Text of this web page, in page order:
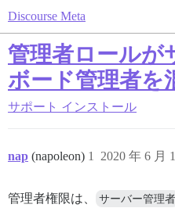
Discourse Meta
管理者ロールが
ボード管理者を
サポート インストール
nap (napoleon) 2020 年 6 月
1
管理者権限は、 サーバー管理者